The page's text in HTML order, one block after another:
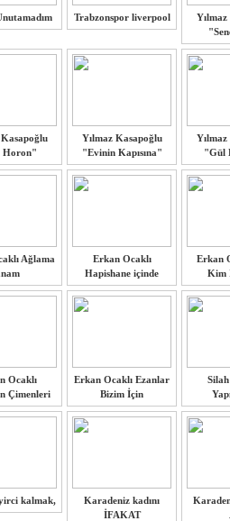
Trabzonspor liverpool
Horon"
Yılmaz Kasapoğlu
"Evinin Kapısına"
"Gül
Ağlama
Erkan Ocaklı
Hapishane içinde
Erkan
Kim
Ocaklı
Çimenleri
Erkan Ocaklı Ezanlar
Bizim İçin
kalmak,
Karadeniz kadını
İFAKAT